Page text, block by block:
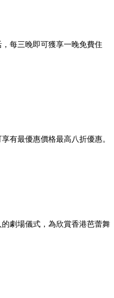
每三晚即可獲享一晚免費住
有最優惠價格最高八折優惠。​
劇場儀式，為欣賞香港芭蕾舞